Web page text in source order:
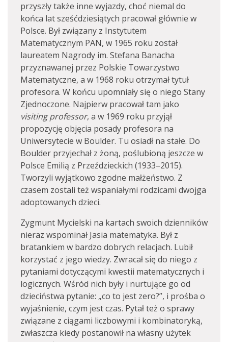
przyszły także inne wyjazdy, choć niemal do
końca lat sześćdziesiątych pracował głównie w
Polsce. Był związany z Instytutem
Matematycznym PAN, w 1965 roku został
laureatem Nagrody im. Stefana Banacha
przyznawanej przez Polskie Towarzystwo
Matematyczne, a w 1968 roku otrzymał tytuł
profesora. W końcu upomniały się o niego Stany
Zjednoczone. Najpierw pracował tam jako
visiting professor, a w 1969 roku przyjął
propozycję objęcia posady profesora na
Uniwersytecie w Boulder. Tu osiadł na stałe. Do
Boulder przyjechał z żoną, poślubioną jeszcze w
Polsce Emilią z Przeździeckich (1933–2015).
Tworzyli wyjątkowo zgodne małżeństwo. Z
czasem zostali też wspaniałymi rodzicami dwojga
adoptowanych dzieci.
Zygmunt Mycielski na kartach swoich dzienników
nieraz wspominał Jasia matematyka. Był z
bratankiem w bardzo dobrych relacjach. Lubił
korzystać z jego wiedzy. Zwracał się do niego z
pytaniami dotyczącymi kwestii matematycznych i
logicznych. Wśród nich były i nurtujące go od
dzieciństwa pytanie: „co to jest zero?”, i prośba o
wyjaśnienie, czym jest czas. Pytał też o sprawy
związane z ciągami liczbowymi i kombinatoryką,
zwłaszcza kiedy postanowił na własny użytek